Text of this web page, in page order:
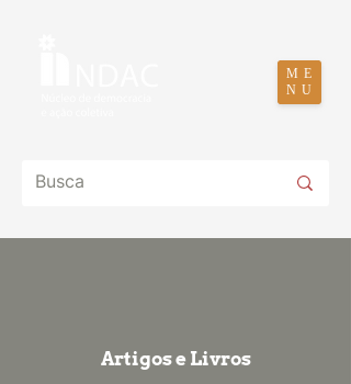
ME
NU
Artigos e Livros